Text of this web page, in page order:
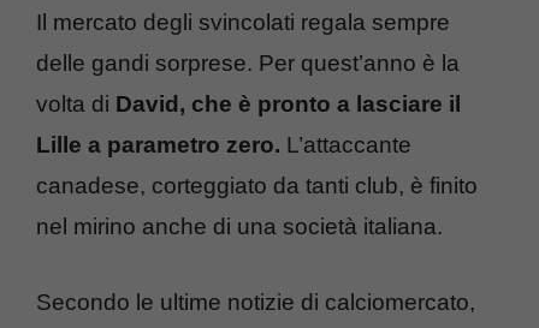
Il mercato degli svincolati regala sempre
delle gandi sorprese. Per quest’anno è la
volta di David, che è pronto a lasciare il
Lille a parametro zero. L’attaccante
canadese, corteggiato da tanti club, è finito
nel mirino anche di una società italiana.
Secondo le ultime notizie di calciomercato,